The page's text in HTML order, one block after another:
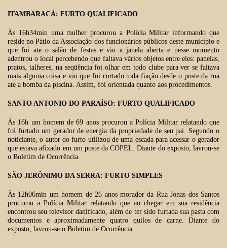
ITAMBARACÁ: FURTO QUALIFICADO
Às 16h34min uma mulher procurou a Polícia Militar informando que
reside no Pátio da Associação dos funcionários públicos deste município e
que foi ate o salão de festas e viu a janela aberta e nesse momento
adentrou o local percebendo que faltava vários objetos entre eles: panelas,
pratos, talheres, na seqüência foi olhar em todo clube para ver se faltava
mais alguma coisa e viu que foi cortado toda fiação desde o poste da rua
ate a bomba da piscina. Assim, foi orientada quanto aos procedimentos.
SANTO ANTONIO DO PARAÍSO: FURTO QUALIFICADO
Às 16h um homem de 69 anos procurou a Polícia Militar relatando que
foi furtado um gerador de energia da propriedade de seu pai. Segundo o
noticiante, o autor do furto utilizou de uma escada para acessar o gerador
que estava afixado em um poste da COPEL. Diante do exposto, lavrou-se
o Boletim de Ocorrência.
SÃO JERÔNIMO DA SERRA: FURTO SIMPLES
Às 12h06min um homem de 26 anos morador da Rua Jonas dos Santos
procurou a Polícia Militar relatando que ao chegar em sua residência
encontrou seu televisor danificado, além de ter sido furtada sua pasta com
documentos e aproximadamente quatro quilos de carne. Diante do
exposto, lavrou-se o Boletim de Ocorrência.